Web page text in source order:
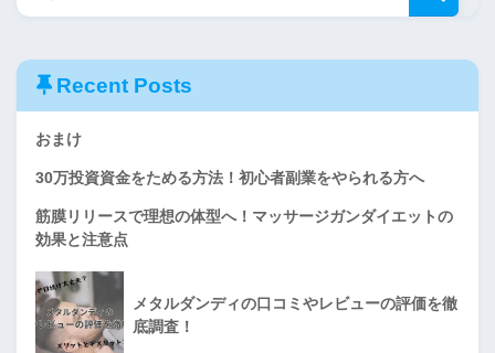
Recent Posts
おまけ
30万投資資金をためる方法！初心者副業をやられる方へ
筋膜リリースで理想の体型へ！マッサージガンダイエットの
効果と注意点
メタルダンディの口コミやレビューの評価を徹
底調査！